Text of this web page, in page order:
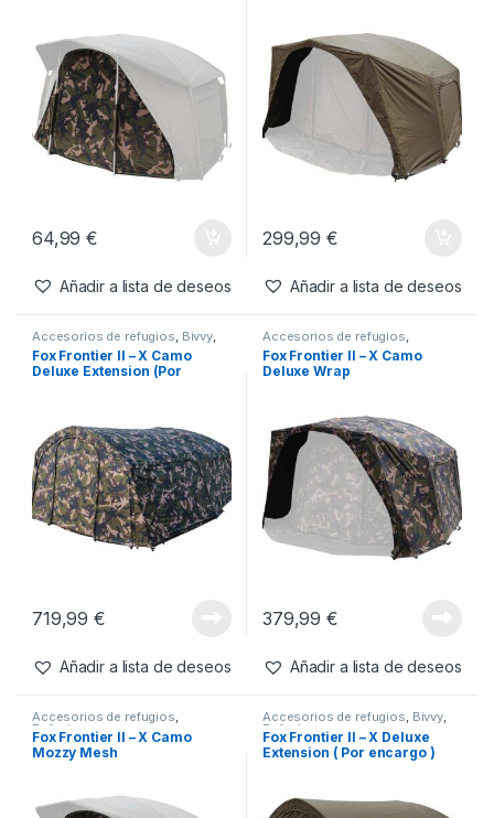
64,99€
Añadir a lista de deseos
299,99€
Añadir a lista de deseos
Accesorios de refugios Bivvy,
Refugios
Fox Frontier II – X Camo
Deluxe Extension (Por
719,99€
Añadir a lista de deseos
Accesorios de refugios
Refugios
Fox Frontier II – X Camo
Deluxe Wrap
379,99€
Añadir a lista de deseos
Accesorios de refugios,
Refugios
Fox Frontier II – X Camo
Mozzy Mesh
Accesorios de refugios, Bivvy,
Refugios
Fox Frontier II – X Deluxe
Extension ( Por encargo )